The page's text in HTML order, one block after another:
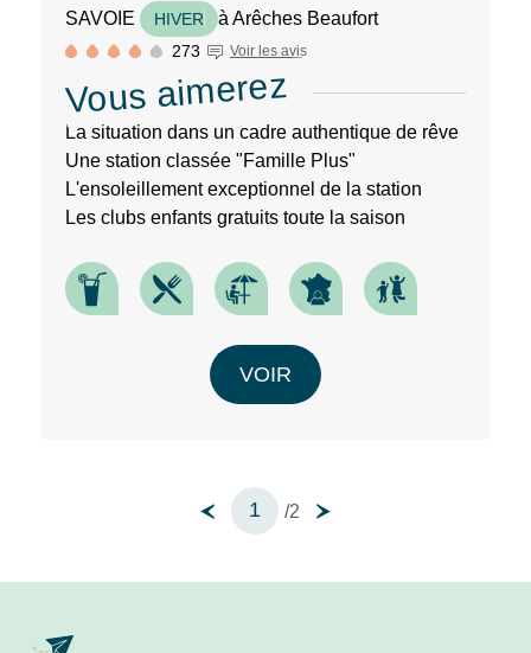
SAVOIE HIVER à Arêches Beaufort
273 Voir les avis
Vous aimerez
La situation dans un cadre authentique de rêve
Une station classée "Famille Plus"
L'ensoleillement exceptionnel de la station
Les clubs enfants gratuits toute la saison
VOIR
1 /2